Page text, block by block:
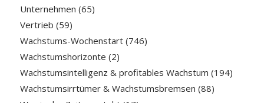
Unternehmen (65)
Vertrieb (59)
Wachstums-Wochenstart(746)
Wachstumshorizonte (2)
Wachstumsintelligenz & profitables Wachstum (194)
Wachstumsirrtümer & Wachstumsbremsen (88)